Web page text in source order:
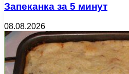
Запеканка за 5 минут
08.08.2026